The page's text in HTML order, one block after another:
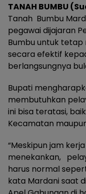
TANAH BUMBU
Tanah Bumbu
pegawai dijajaran
Bumbu untuk
secara efektif
berlangsungnya
Bupati
membutuhkan
ini bisa teratasi,
Kecamatan
“Meskipun jam
menekankan,
harus normal
kata Mardani saat